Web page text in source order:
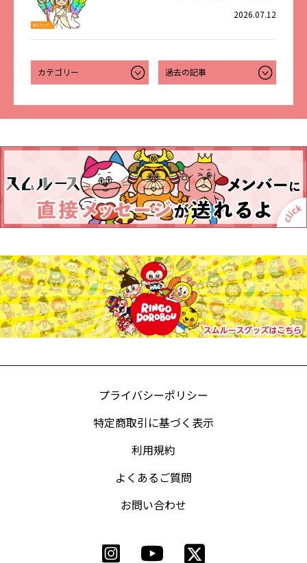
2026.07.12
プライバシーポリシー
特定商取引に基づく表示
利用規約
よくあるご質問
お問い合わせ